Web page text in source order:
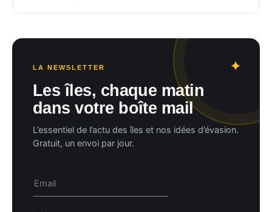
LA NEWSLETTER
Les îles, chaque matin
dans votre boîte mail
L’essentiel de l’actu des îles et nos idées d’évasion.
Gratuit, un envoi par jour.